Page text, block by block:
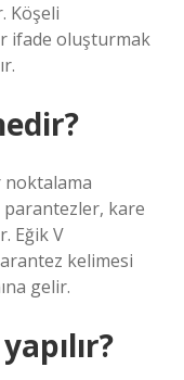
Köşeli
ifade oluşturmak
noktalama
parantezler, kare
Eğik V
kelimesi
gelir.